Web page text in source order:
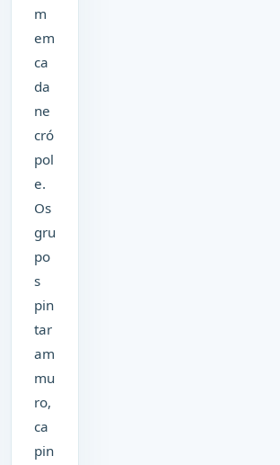
m
em
ca
da
ne
cró
pol
e.
Os
gru
po
s
pin
tar
am
mu
ro,
ca
pin